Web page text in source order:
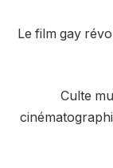
Le film gay
Culte